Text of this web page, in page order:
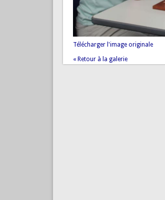
Télécharger l'image originale
« Retour à la galerie